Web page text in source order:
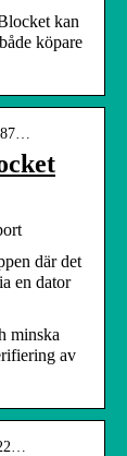
kan
köpare
där det
en dator
minska
av